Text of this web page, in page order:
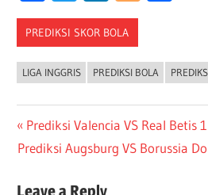
PREDIKSI SKOR BOLA
LIGA INGGRIS PREDIKSI BOLA
Post
navigation
Previous
Post:
Prediksi Valencia VS Real Betis
Next
Prediksi Augsburg VS Borussia
Leave a Reply